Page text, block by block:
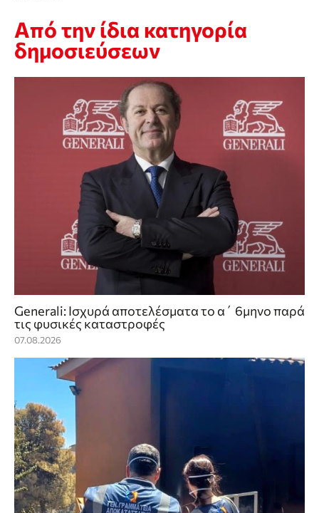
Από την ίδια κατηγορία
δημοσιεύσεων
Generali: Ισχυρά αποτελέσματα το α΄ 6μηνο παρά
τις φυσικές καταστροφές
07.08.2026